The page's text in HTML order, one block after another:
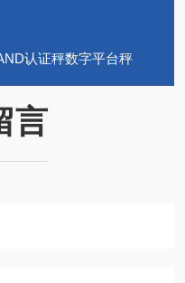
认证秤数字平台秤
言